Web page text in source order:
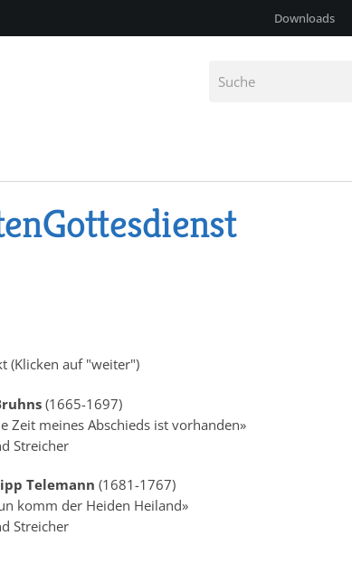
Downloads
(Klicken auf "weiter")
(1665-1697)
Zeit meines Abschieds ist vorhanden»
Streicher
Telemann (1681-1767)
komm der Heiden Heiland»
Streicher